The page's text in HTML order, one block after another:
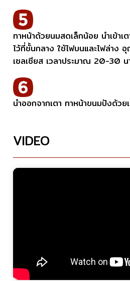
ทาหน้าด้วยนมสดเล็กน้อย นำเข้าเ
ไว้ที่ชั้นกลาง ใช้ไฟบนและไฟล่าง
เซลเซียส เวลาประมาณ 20-30 น
นำออกจากเตา ทาหน้าขนมปังด้ว
VIDEO